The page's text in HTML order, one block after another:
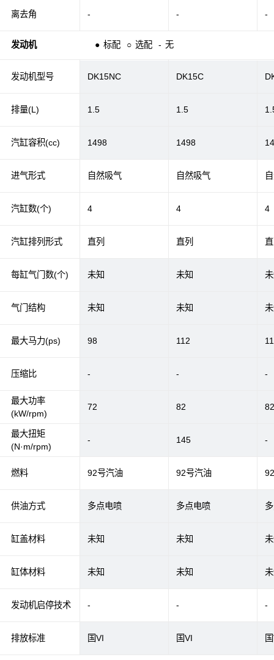
离去角
发动机 ● 标配 ○ 选配 - 无
发动机型号
排量(L)
汽缸容积(cc)
进气形式
汽缸数(个)
汽缸排列形式
每缸气门数(个)
气门结构
最大马力(ps)
压缩比
最大功率
(kW/rpm)
最大扭矩
(N·m/rpm)
燃料
供油方式
缸盖材料
缸体材料
发动机启停技术
排放标准
- - -
DK15NC DK15C
1.5 1.5
1498 1498
自然吸气 自然吸气
4 4 4
直列 直列
未知 未知
未知 未知
98 112
- - -
72 82
- 145 -
92号汽油 92号汽油
多点电喷 多点电喷
未知 未知
未知 未知
- - -
国VI 国VI